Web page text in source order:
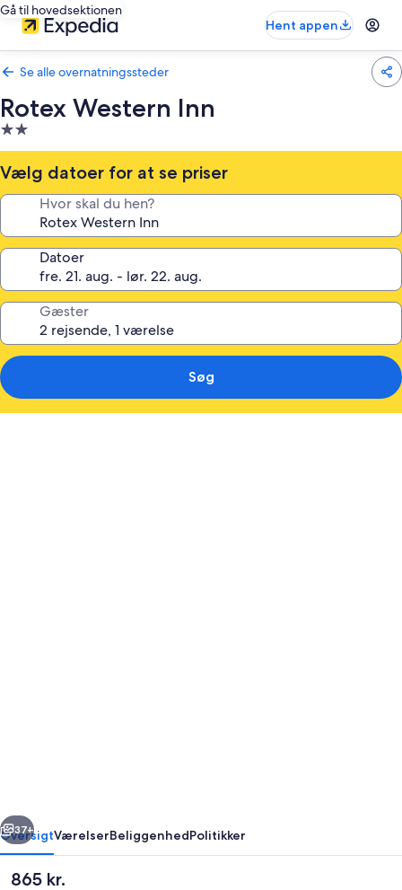
Gå til hovedsektionen
Hent appen
Se alle overnatningssteder
Rotex Western Inn
2.0-
stjernet
overnatningssted
Vælg datoer for at se priser
Hvor skal du hen?
Datoer
Gæster
Søg
Næste
37+
OversigtVærelserBeliggenhedPolitikker
Den
865 kr.